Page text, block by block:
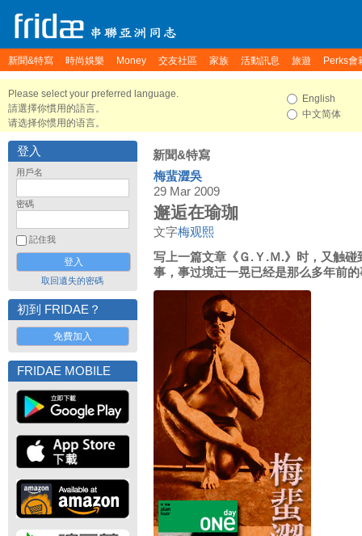
新聞&特寫 時尚娛樂 Money 交友社區 家族 活動訊息 旅遊 Perks會
Please select your preferred language.
請選擇你慣用的語言。
请选择你惯用的语言。
English
中文简体
登入
用戶名
密碼
記住我
取回遺失的密碼
初到 FRIDAE？
免費加入
FRIDAE MOBILE
新聞&特寫
梅蜚澀吳
29 Mar 2009
邂逅在瑜珈
文字梅观熙
写上一篇文章《Ｇ.Ｙ.Ｍ.》时，又触
事，事过境迁一晃已经是那么多年前